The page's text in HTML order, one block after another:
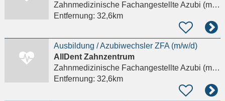
Zahnmedizinische Fachangestellte Azubi (m/w/d)
Entfernung: 32,6km
Ausbildung / Azubiwechsler ZFA (m/w/d)
AllDent Zahnzentrum
Zahnmedizinische Fachangestellte Azubi (m/w/d)
Entfernung: 32,6km